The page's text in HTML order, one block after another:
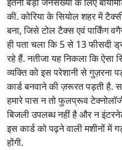
की. कोरिया के सियोल शहर में
बना, जिसे टोल टैक्स एवं पार्किंग
ही पता चला कि 5 से 13 फीसदी
रहे हैं. नतीजा यह निकला कि
व्यक्ति को इस परेशानी से गुज़रना
कार्ड बनवाने की ज़रूरत पड़ती है.
हमारे पास न तो फुलप्रूव
बिजली उपलब्ध नहीं है और न
इस कार्ड को पढ़ने वाली मशीनों में
होंगी.